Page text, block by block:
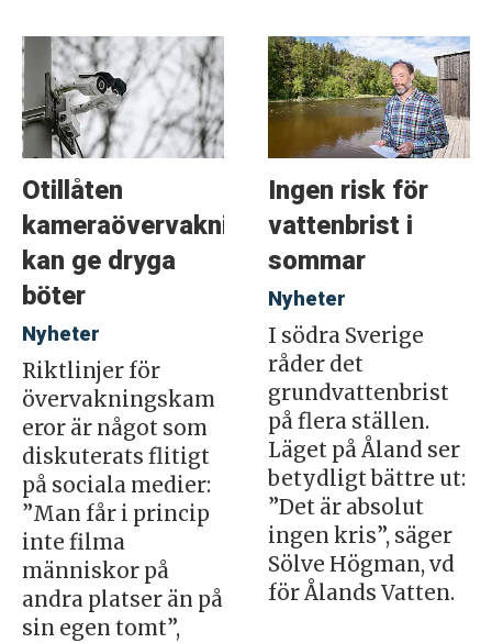
Otillåten
kameraövervakning
kan ge dryga
böter
Nyheter
Riktlinjer för
övervakningskam
eror är något som
diskuterats flitigt
på sociala medier:
”Man får i princip
inte filma
människor på
andra platser än på
sin egen tomt”,
Ingen risk för
vattenbrist i
sommar
Nyheter
I södra Sverige
råder det
grundvattenbrist
på flera ställen.
Läget på Åland ser
betydligt bättre ut:
”Det är absolut
ingen kris”, säger
Sölve Högman, vd
för Ålands Vatten.